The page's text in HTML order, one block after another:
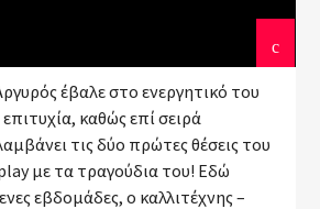
έβαλε στο ενεργητικό του
καθώς επί σειρά
τις δύο πρώτες θέσεις του
με τα τραγούδια του! Εδώ
εβδομάδες, ο καλλιτέχνης –